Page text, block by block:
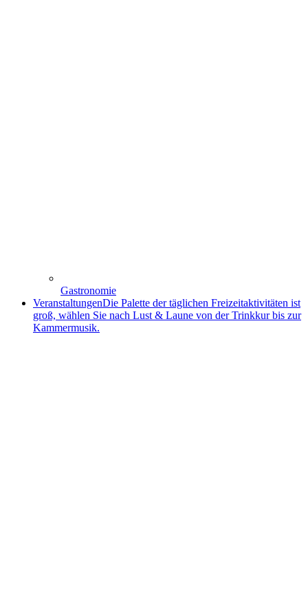
Gastronomie
VeranstaltungenDie Palette der täglichen Freizeitaktivitäten ist
groß, wählen Sie nach Lust & Laune von der Trinkkur bis zur
Kammermusik.